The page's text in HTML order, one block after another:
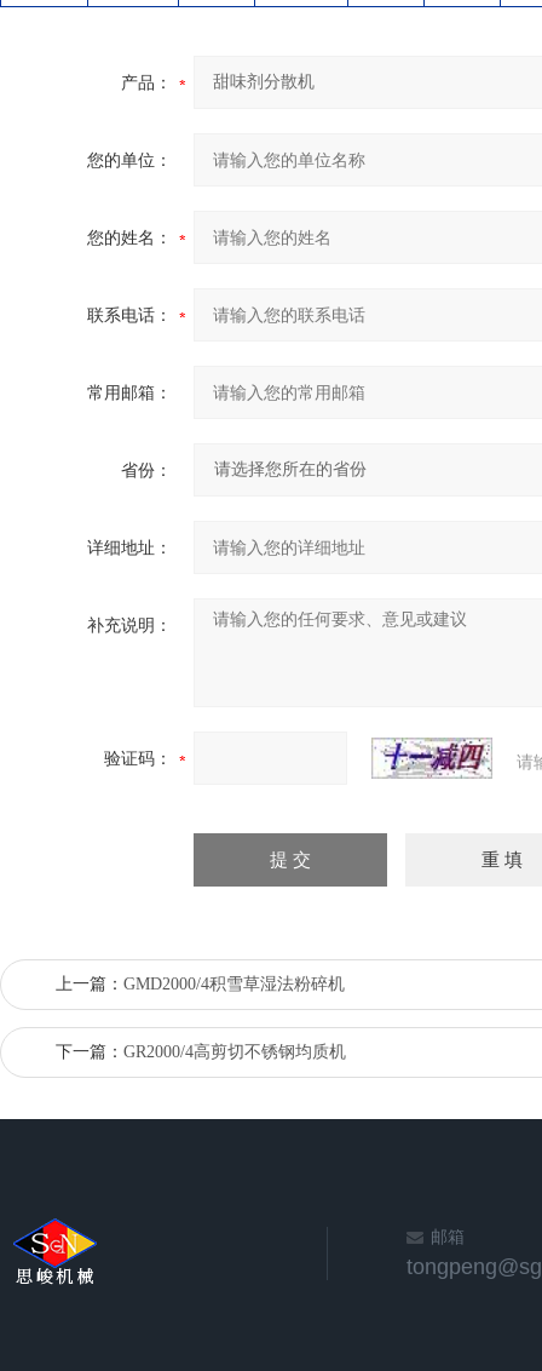
产品：
您的单位：
您的姓名：
联系电话：
常用邮箱：
省份：
详细地址：
补充说明：
验证码： 请
上一篇： GMD2000/4积雪草湿法粉碎机
下一篇： GR2000/4高剪切不锈钢均质机
邮箱